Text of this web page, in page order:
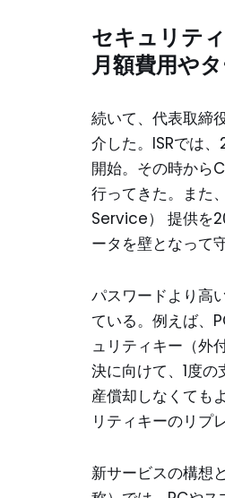
セキュリテ
月額費用や
続いて、代表取締
介した。ISRでは
開始。その時から
行ってきた。また
Service） 提供を
ータを壁となって
パスワードより高
ている。例えば、
ュリティキー（外
決に向けて、1度
産償却しなくても
リティキーのリプ
新サービスの構想